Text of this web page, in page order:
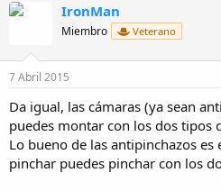
o
t
e
IronMan
Miembro Veterano
7 Abril 2015
Da igual, las cámaras (ya sean
puedes montar con los dos tipos
Lo bueno de las antipinchazos
pinchar puedes pinchar con los